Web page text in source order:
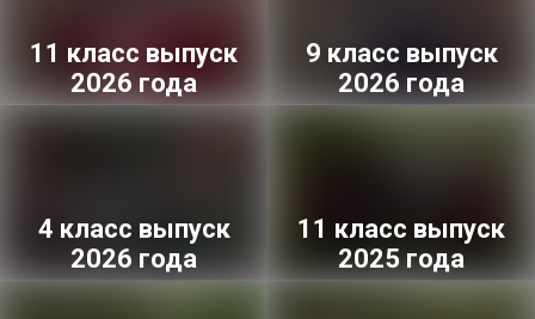
11 класс выпуск
2026 года
9 класс выпуск
2026 года
4 класс выпуск
2026 года
11 класс выпуск
2025 года